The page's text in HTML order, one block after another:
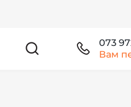
073
Вам